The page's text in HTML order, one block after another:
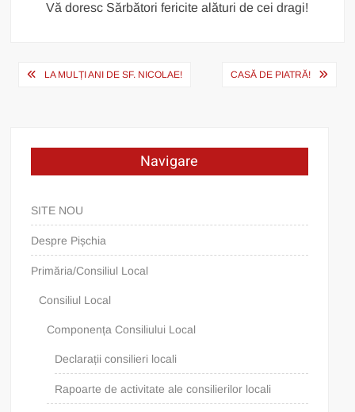
Vă doresc Sărbători fericite alături de cei dragi!
PostLA MULȚI ANI DE SF. NICOLAE! CASĂ DE PIATRĂ!
Navigare
SITE NOU
Despre Pișchia
Primăria/Consiliul Local
Consiliul Local
Componența Consiliului Local
Declarații consilieri locali
Rapoarte de activitate ale consilierilor locali